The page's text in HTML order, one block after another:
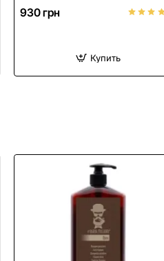
930 грн
Купить